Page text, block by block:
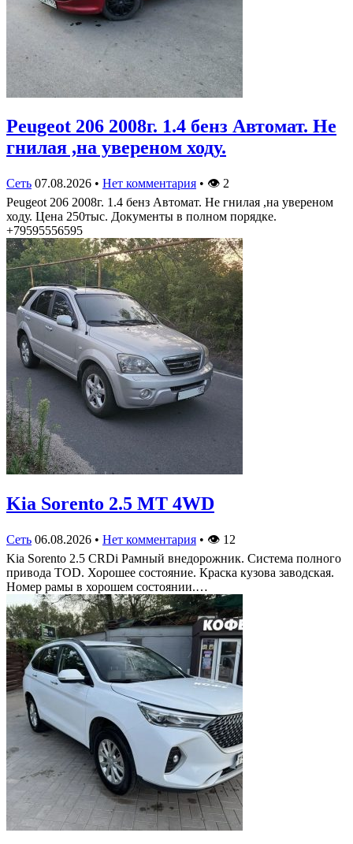
Peugeot 206 2008г. 1.4 бенз Автомат. Не
гнилая ,на увереном ходу.
Сеть 07.08.2026 • Нет комментария • 👁 2
Peugeot 206 2008г. 1.4 бенз Автомат. Не гнилая ,на увереном
ходу. Цена 250тыс. Документы в полном порядке.
+79595556595
Kia Sorento 2.5 MT 4WD
Сеть 06.08.2026 • Нет комментария • 👁 12
Kia Sorento 2.5 CRDi Рамный внедорожник. Система полного
привода TOD. Хорошее состояние. Краска кузова заводская.
Номер рамы в хорошем состоянии.…